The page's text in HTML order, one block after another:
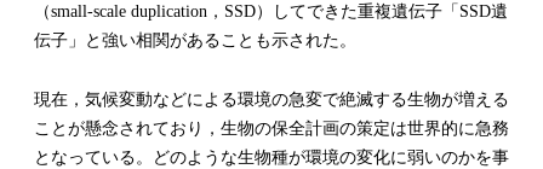
（small-scale duplication，SSD）してできた重複遺伝子「SSD遺
伝子」と強い相関があることも示された。
現在，気候変動などによる環境の急変で絶滅する生物が増える
ことが懸念されており，生物の保全計画の策定は世界的に急務
となっている。どのような生物種が環境の変化に弱いのかを事